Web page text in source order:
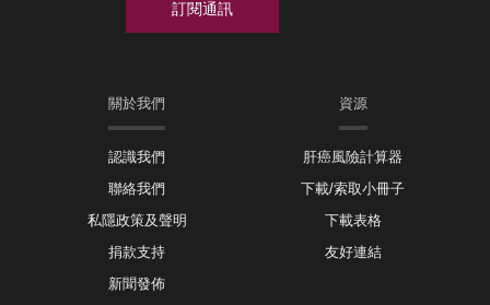
關於我們
認識我們
聯絡我們
私隱政策及聲明
捐款支持
新聞發佈
資源
肝癌風險計算器
下載/索取小冊子
下載表格
友好連結